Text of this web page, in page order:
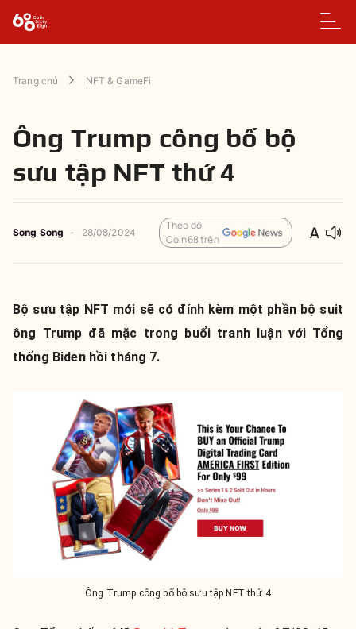
Trang chủ NFT & GameFi
Ông Trump công bố bộ
sưu tập NFT thứ 4
Song Song - 28/08/2024
Theo dõi
Coin68 trên
Bộ sưu tập NFT mới sẽ có đính kèm một phần bộ suit
ông Trump đã mặc trong buổi tranh luận với Tổng
thống Biden hồi tháng 7.
Ông Trump công bố bộ sưu tập NFT thứ 4